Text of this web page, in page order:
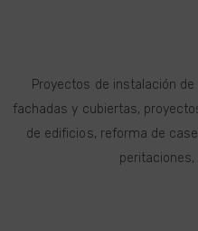
Proyectos de instalación
fachadas y cubiertas,
de edificios, reforma de